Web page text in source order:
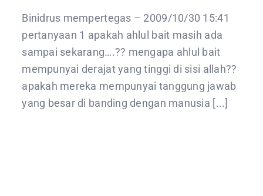
2009/10/30
15:41
Binidrus mempertegas – 2009/10/30 15:41
pertanyaan 1 apakah ahlul bait masih ada
sampai sekarang….?? mengapa ahlul bait
mempunyai derajat yang tinggi di sisi allah??
apakah mereka mempunyai tanggung jawab
yang besar di banding dengan manusia [...]